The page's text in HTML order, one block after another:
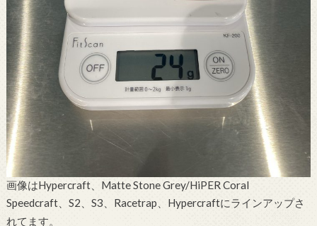
画像はHypercraft、Matte Stone Grey/HiPER Coral
Speedcraft、S2、S3、Racetrap、Hypercraftにラインアップさ
れてます。